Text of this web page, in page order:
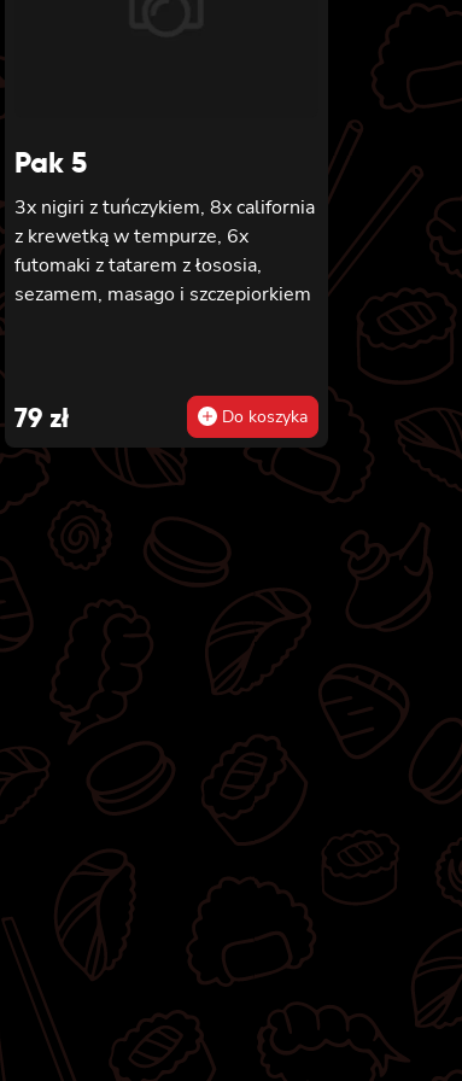
Pak 5
3x nigiri z tuńczykiem, 8x california
z krewetką w tempurze, 6x
futomaki z tatarem z łososia,
sezamem, masago i szczepiorkiem
79 zł Do koszyka